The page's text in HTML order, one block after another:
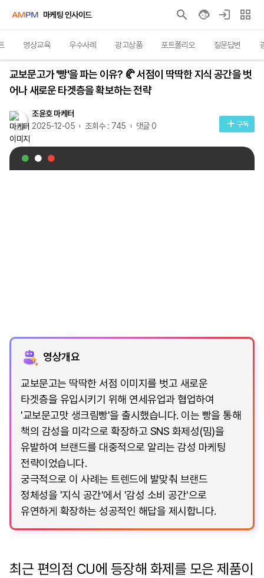
마케팅 인사이드
영상교육 우수사례 광고상품 포트폴리오 질문답변
영상교육
교보문고가 '빵'을 파는 이유? 🥐 서점이 딱딱한 지식 공간을 벗
어나 새로운 타겟층을 확보하는 전략
조윤호 마케터
2025-12-05
조회수 : 745 댓글 0 구독
영상개요
교보문고는 딱딱한 서점 이미지를 벗고 새로운
타겟층을 유입시키기 위해 연세유업과 협업하여
'교보문고맛 생크림빵'을 출시했습니다. 이는 빵을 통해
책의 감성을 미각으로 확장하고 SNS 화제성(밈)을
유발하여 브랜드를 대중적으로 알리는 감성 마케팅
전략이었습니다.
궁극적으로 이 사례는 트렌드에 발맞춰 브랜드
정체성을 '지식 공간'에서 '감성 소비 공간'으로
유연하게 확장하는 성공적인 해답을 제시합니다.
최근 편의점 CU에 등장해 화제를 모은 제품이